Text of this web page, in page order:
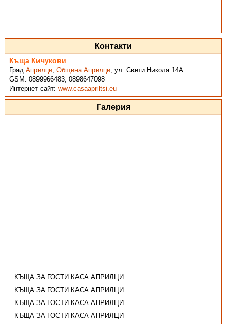
Контакти
Къща Кичукови
ГрадАприлци,Община Априлци,ул. Свети Никола 14А
GSM:0899966483, 0898647098
Интернет сайт:www.casaapriltsi.eu
Галерия
КЪЩА ЗА ГОСТИ КАСА АПРИЛЦИ
КЪЩА ЗА ГОСТИ КАСА АПРИЛЦИ
КЪЩА ЗА ГОСТИ КАСА АПРИЛЦИ
КЪЩА ЗА ГОСТИ КАСА АПРИЛЦИ